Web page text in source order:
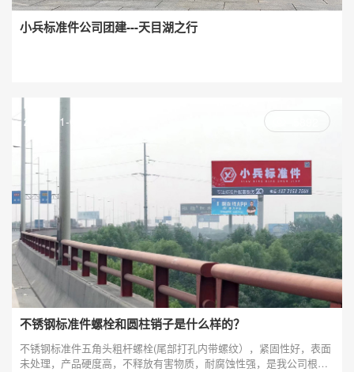
小兵标准件公司团建---天目湖之行
2023-11-02
不锈钢标准件螺栓和圆柱销子是什么样的？
不锈钢标准件五角头粗杆螺栓(尾部打孔内带螺纹），紧固性好，表面
未处理，产品硬度高，不释放有害物质，耐腐蚀性强，是我公司根据